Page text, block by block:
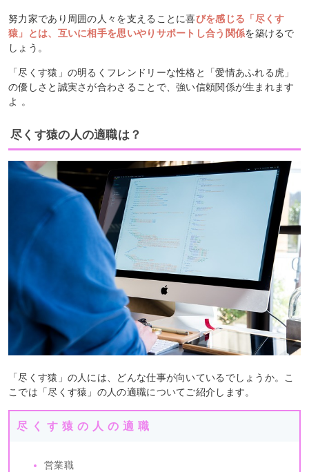
努力家であり周囲の人々を支えることに喜びを感じる「尽くす
猿」とは、互いに相手を思いやりサポートし合う関係を築けるで
しょう。
「尽くす猿」の明るくフレンドリーな性格と「愛情あふれる虎」
の優しさと誠実さが合わさることで、強い信頼関係が生まれます
よ 。
尽くす猿の人の適職は？
「尽くす猿」の人には、どんな仕事が向いているでしょうか。こ
こでは「尽くす猿」の人の適職についてご紹介します。
尽くす猿の人の適職
営業職